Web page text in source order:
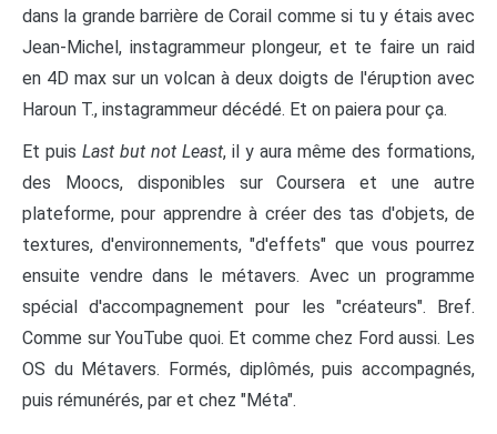
dans la grande barrière de Corail comme si tu y étais avec
Jean-Michel, instagrammeur plongeur, et te faire un raid
en 4D max sur un volcan à deux doigts de l'éruption avec
Haroun T., instagrammeur décédé. Et on paiera pour ça.
Et puis Last but not Least, il y aura même des formations,
des Moocs, disponibles sur Coursera et une autre
plateforme, pour apprendre à créer des tas d'objets, de
textures, d'environnements, "d'effets" que vous pourrez
ensuite vendre dans le métavers. Avec un programme
spécial d'accompagnement pour les "créateurs". Bref.
Comme sur YouTube quoi. Et comme chez Ford aussi. Les
OS du Métavers. Formés, diplômés, puis accompagnés,
puis rémunérés, par et chez "Méta".